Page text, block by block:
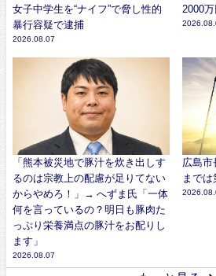
女子中学生を“ナイフ”で脅し性的
暴行容疑で逮捕
2026.08.07
2000
「熊本被災地で豚汁を炊き出しす
るのは宗教上の配慮が足りてない
からやめろ！」→ へずま氏「一体
何を言っているの？明日も豚肉た
っぷり栄養満点の豚汁をお配りし
ます」
2026.08.07
広島市
までは